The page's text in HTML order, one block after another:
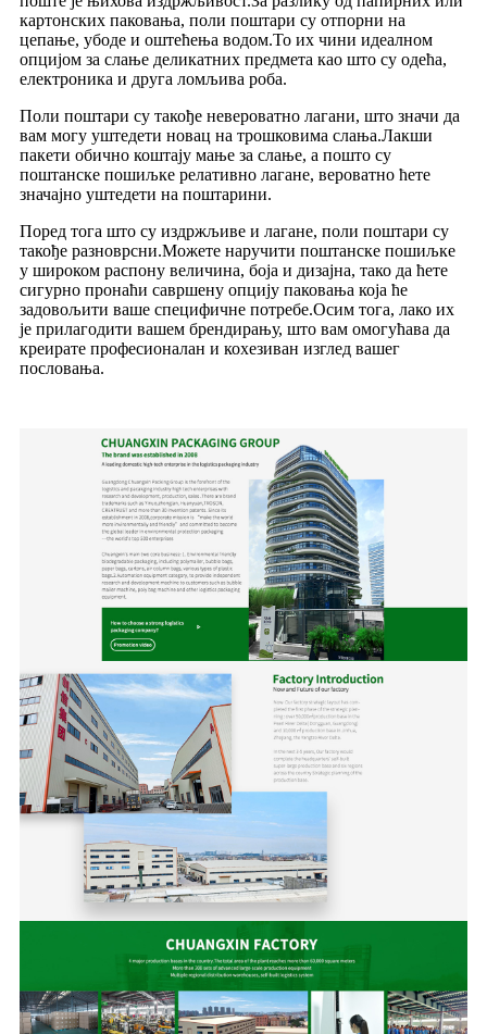
картонских паковања, поли поштари су отпорни на
цепање, убоде и оштећења водом.То их чини идеалном
опцијом за слање деликатних предмета као што су одећа,
електроника и друга ломљива роба.
Поли поштари су такође невероватно лагани, што значи да
вам могу уштедети новац на трошковима слања.Лакши
пакети обично коштају мање за слање, а пошто су
поштанске пошиљке релативно лагане, вероватно ћете
значајно уштедети на поштарини.
Поред тога што су издржљиве и лагане, поли поштари су
такође разноврсни.Можете наручити поштанске пошиљке
у широком распону величина, боја и дизајна, тако да ћете
сигурно пронаћи савршену опцију паковања која ће
задовољити ваше специфичне потребе.Осим тога, лако их
је прилагодити вашем брендирању, што вам омогућава да
креирате професионалан и кохезиван изглед вашег
пословања.